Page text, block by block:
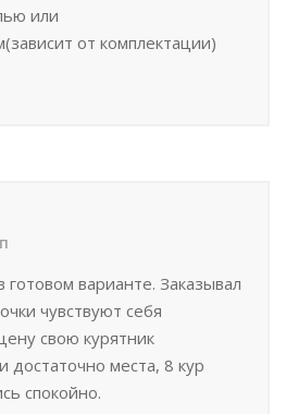
или
от комплектации)
готовом варианте. Заказывал
чувствуют себя
свою курятник
достаточно места, 8 кур
спокойно.